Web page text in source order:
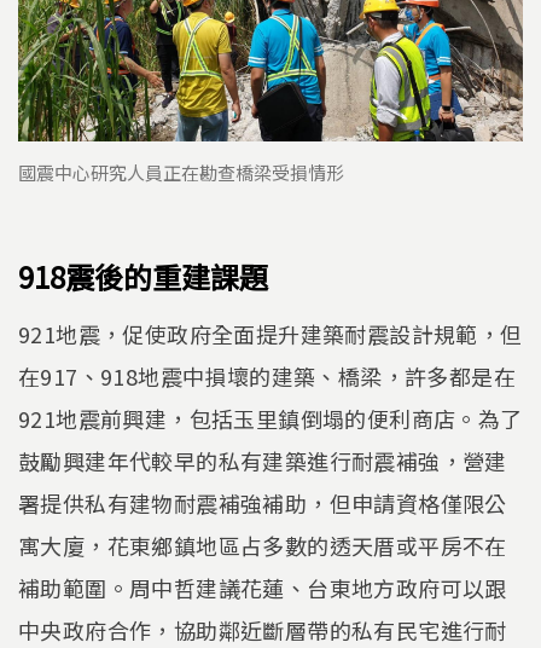
國震中心研究人員正在勘查橋梁受損情形
918震後的重建課題
921地震，促使政府全面提升建築耐震設計規範，但
在917、918地震中損壞的建築、橋梁，許多都是在
921地震前興建，包括玉里鎮倒塌的便利商店。為了
鼓勵興建年代較早的私有建築進行耐震補強，營建
署提供私有建物耐震補強補助，但申請資格僅限公
寓大廈，花東鄉鎮地區占多數的透天厝或平房不在
補助範圍。周中哲建議花蓮、台東地方政府可以跟
中央政府合作，協助鄰近斷層帶的私有民宅進行耐